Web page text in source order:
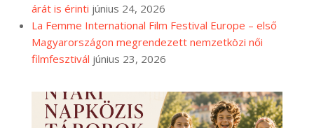
árát is érinti június 24, 2026
La Femme International Film Festival Europe – első
Magyarországon megrendezett nemzetközi női
filmfesztivál június 23, 2026